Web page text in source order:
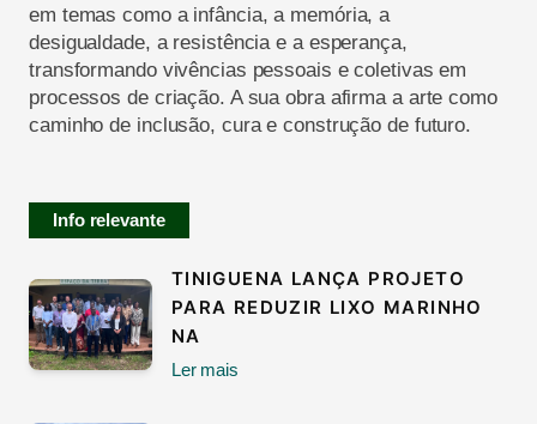
em temas como a infância, a memória, a
desigualdade, a resistência e a esperança,
transformando vivências pessoais e coletivas em
processos de criação. A sua obra afirma a arte como
caminho de inclusão, cura e construção de futuro.
Info relevante
TINIGUENA LANÇA PROJETO
PARA REDUZIR LIXO MARINHO
NA
Ler mais